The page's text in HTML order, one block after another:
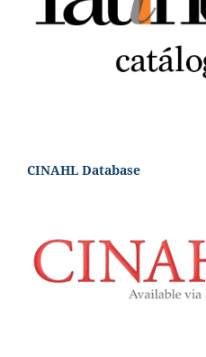
CINAHL Database